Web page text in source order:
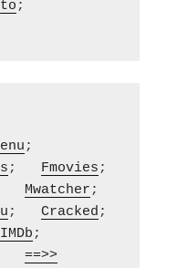
;
;
; Fmovies;
Mwatcher;
; Cracked;
IMDb;
==>>